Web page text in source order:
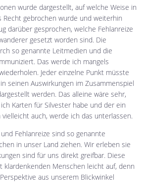
wurde dargestellt, auf welche Weise in
Recht gebrochen wurde und weiterhin
darüber gesprochen, welche Fehlanreize
gesetzt worden sind. Die
so genannte Leitmedien und die
Das werde ich mangels
Jeder einzelne Punkt müsste
seinen Auswirkungen im Zusammenspiel
werden. Das alleine wäre sehr,
Karten für Silvester habe und der ein
auch, werde ich das unterlassen.
Fehlanreize sind so genannte
in unser Land ziehen. Wir erleben sie
sind für uns direkt greifbar. Diese
klardenkenden Menschen leicht auf, denn
aus unserem Blickwinkel